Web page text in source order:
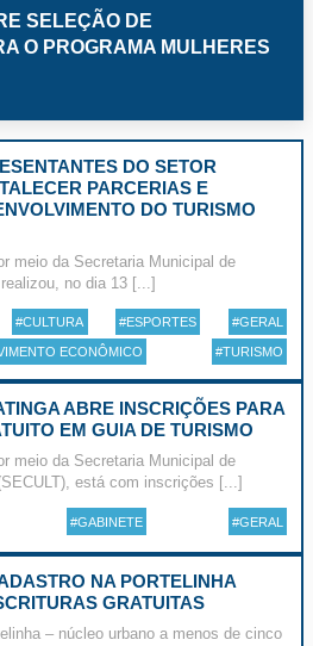
SELEÇÃO DE
O PROGRAMA MULHERES
DO SETOR
PARCERIAS E
DO TURISMO
meio da Secretaria Municipal de
no dia 13 [...]
#CULTURA #ESPORTES #GERAL
ECONÔMICO #TURISMO
ABRE INSCRIÇÕES PARA
EM GUIA DE TURISMO
meio da Secretaria Municipal de
está com inscrições [...]
#GABINETE #GERAL
NA PORTELINHA
GRATUITAS
– núcleo urbano a menos de cinco